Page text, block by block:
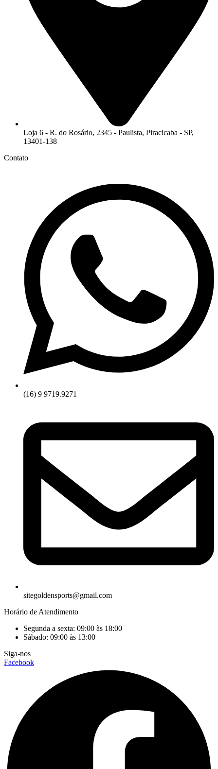
Loja 6 - R. do Rosário, 2345 - Paulista, Piracicaba - SP,
13401-138
Contato
(16) 9 9719.9271
sitegoldensports@gmail.com
Horário de Atendimento
Segunda a sexta: 09:00 às 18:00
Sábado: 09:00 às 13:00
Siga-nos
Facebook